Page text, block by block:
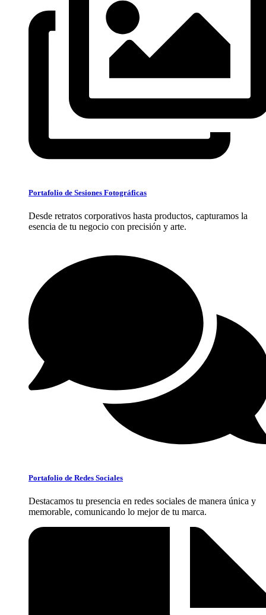
Portafolio de Sesiones Fotográficas
Desde retratos corporativos hasta productos, capturamos la
esencia de tu negocio con precisión y arte.
Portafolio de Redes Sociales
Destacamos tu presencia en redes sociales de manera única y
memorable, comunicando lo mejor de tu marca.